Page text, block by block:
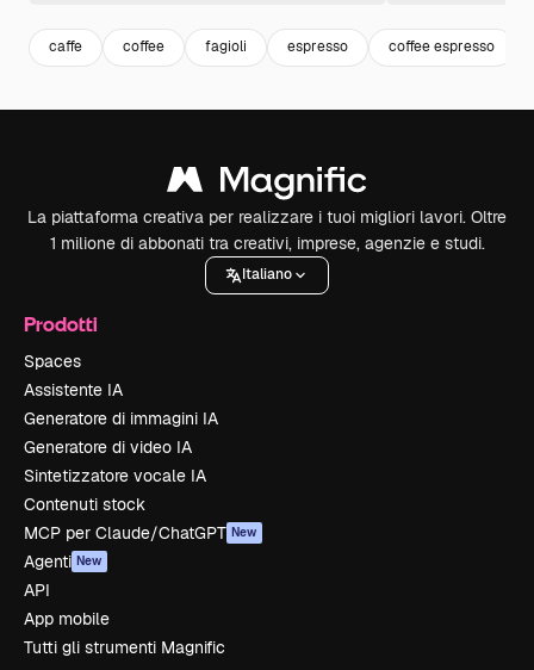
caffe coffee fagioli espresso coffee espresso
La piattaforma creativa per realizzare i tuoi migliori lavori. Oltre
1 milione di abbonati tra creativi, imprese, agenzie e studi.
Italiano
Prodotti
Spaces
Assistente IA
Generatore di immagini IA
Generatore di video IA
Sintetizzatore vocale IA
Contenuti stock
MCP per Claude/ChatGPT New
Agenti New
API
App mobile
Tutti gli strumenti Magnific